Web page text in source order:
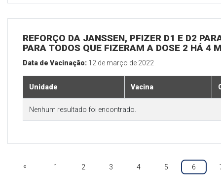
REFORÇO DA JANSSEN, PFIZER D1 E D2
PARA TODOS QUE FIZERAM A DOSE 2 HÁ 4
Data de Vacinação: 12 de março de 2022
Unidade Vacina
Nenhum resultado foi encontrado.
« 1 2 3 4 5 6